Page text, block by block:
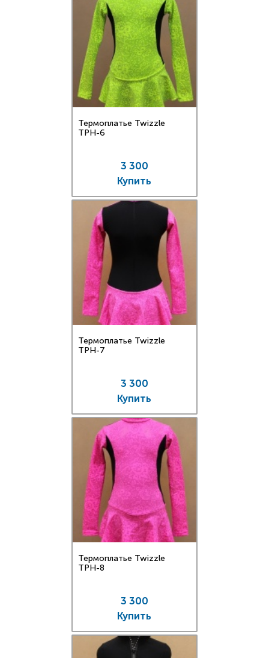
Термоплатье Twizzle
TPН-6
3 300
Купить
Термоплатье Twizzle
TPН-7
3 300
Купить
Термоплатье Twizzle
TPН-8
3 300
Купить